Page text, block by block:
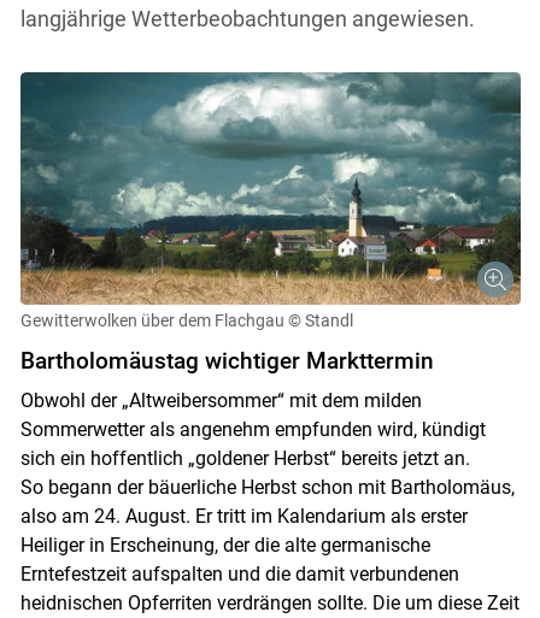
langjährige Wetterbeobachtungen angewiesen.
Gewitterwolken über dem Flachgau © Standl
Bartholomäustag wichtiger Markttermin
Obwohl der „Altweibersommer“ mit dem milden
Sommerwetter als angenehm empfunden wird, kündigt
sich ein hoffentlich „goldener Herbst“ bereits jetzt an.
So begann der bäuerliche Herbst schon mit Bartholomäus,
also am 24. August. Er tritt im Kalendarium als erster
Heiliger in Erscheinung, der die alte germanische
Erntefestzeit aufspalten und die damit verbundenen
heidnischen Opferriten verdrängen sollte. Die um diese Zeit